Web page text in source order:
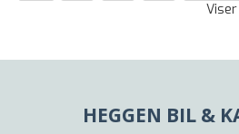
Viser
HEGGEN BIL &